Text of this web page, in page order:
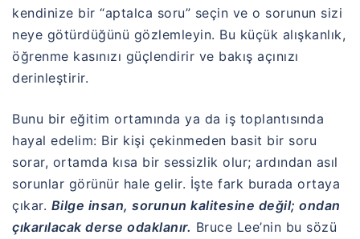
kendinize bir “aptalca soru” seçin ve o sorunun sizi
neye götürdüğünü gözlemleyin. Bu küçük alışkanlık,
öğrenme kasınızı güçlendirir ve bakış açınızı
derinleştirir.
Bunu bir eğitim ortamında ya da iş toplantısında
hayal edelim: Bir kişi çekinmeden basit bir soru
sorar, ortamda kısa bir sessizlik olur; ardından asıl
sorunlar görünür hale gelir. İşte fark burada ortaya
çıkar. Bilge insan, sorunun kalitesine değil; ondan
çıkarılacak derse odaklanır. Bruce Lee’nin bu sözü